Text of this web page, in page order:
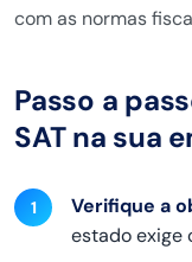
com as normas
Passo a
SAT na sua
Verifique a
estado exige